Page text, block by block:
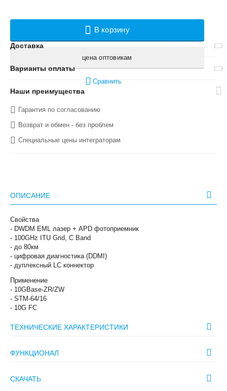
В корзину
цена оптовикам
Сравнить
Доставка
Варианты оплаты
Наши преимущества
Гарантия по согласованию
Возврат и обмен - без проблем
Специальные цены интеграторам
ОПИСАНИЕ
Свойства
- DWDM EML лазер + APD фотоприемник
- 100GHz ITU Grid, C Band
- до 80км
- цифровая диагностика (DDMI)
- дуплексный LC коннектор
Применение
- 10GBase-ZR/ZW
- STM-64/16
- 10G FC
ТЕХНИЧЕСКИЕ ХАРАКТЕРИСТИКИ
ФУНКЦИОНАЛ
СКАЧАТЬ